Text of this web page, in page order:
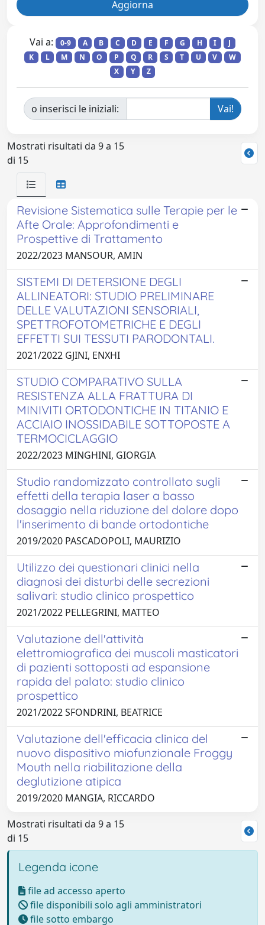
Vai a: 0-9 A B C D E F G H I
J
K
L M N O P Q R S T U V
W
X
Y Z
o inserisci le iniziali:
Mostrati risultati da 9 a 15
di 15
Revisione Sistematica sulle Terapie per le
Afte Orale: Approfondimenti e
Prospettive di Trattamento
2022/2023 MANSOUR, AMIN
SISTEMI DI DETERSIONE DEGLI
ALLINEATORI: STUDIO PRELIMINARE
DELLE VALUTAZIONI SENSORIALI,
SPETTROFOTOMETRICHE E DEGLI
EFFETTI SUI TESSUTI PARODONTALI.
2021/2022 GJINI, ENXHI
STUDIO COMPARATIVO SULLA
RESISTENZA ALLA FRATTURA DI
MINIVITI ORTODONTICHE IN TITANIO E
ACCIAIO INOSSIDABILE SOTTOPOSTE A
TERMOCICLAGGIO
2022/2023 MINGHINI, GIORGIA
Studio randomizzato controllato sugli
effetti della terapia laser a basso
dosaggio nella riduzione del dolore dopo
l'inserimento di bande ortodontiche
2019/2020 PASCADOPOLI, MAURIZIO
Utilizzo dei questionari clinici nella
diagnosi dei disturbi delle secrezioni
salivari: studio clinico prospettico
2021/2022 PELLEGRINI, MATTEO
Valutazione dell'attività
elettromiografica dei muscoli masticatori
di pazienti sottoposti ad espansione
rapida del palato: studio clinico
prospettico
2021/2022 SFONDRINI, BEATRICE
Valutazione dell'efficacia clinica del
nuovo dispositivo miofunzionale Froggy
Mouth nella riabilitazione della
deglutizione atipica
2019/2020 MANGIA, RICCARDO
Mostrati risultati da 9 a 15
di 15
Legenda icone
file ad accesso aperto
file disponibili solo agli amministratori
file sotto embargo